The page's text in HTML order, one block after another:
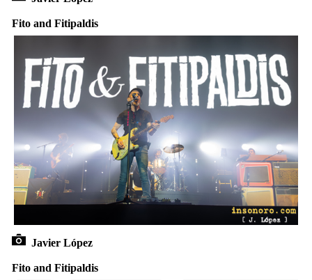
Fito and Fitipaldis
Javier López
Fito and Fitipaldis